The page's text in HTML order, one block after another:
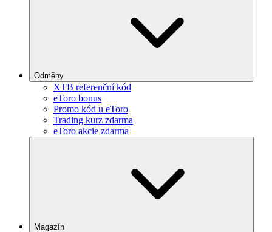
Odměny
XTB referenční kód
eToro bonus
Promo kód u eToro
Trading kurz zdarma
eToro akcie zdarma
Magazín